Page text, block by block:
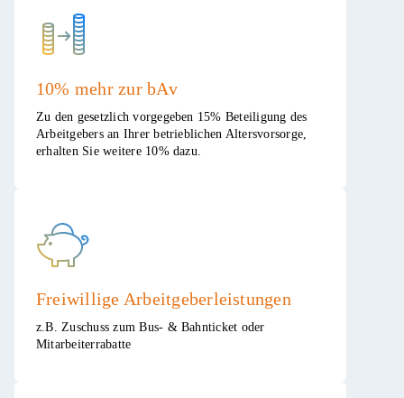
10% mehr zur bAv
Zu den gesetzlich vorgegeben 15% Beteiligung des
Arbeitgebers an Ihrer betrieblichen Altersvorsorge,
erhalten Sie weitere 10% dazu.
Freiwillige Arbeitgeberleistungen ​
z.B. Zuschuss zum Bus- & Bahnticket oder
Mitarbeiterrabatte​